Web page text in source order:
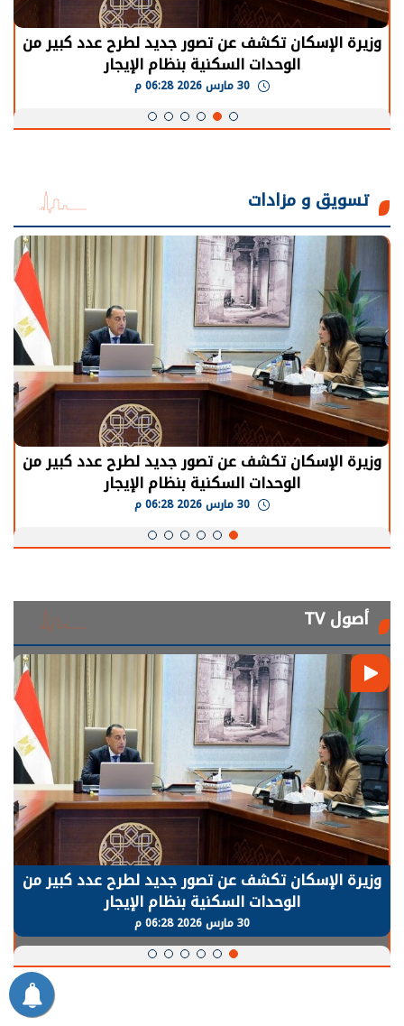
الرئيس السيسي: توقف الأنشطة في قطاع الطاقة
يحتاج إلى سنوات لعودة معدلات الإنتاج الطبيعية
تسويق و مزادات
الرئيس السيسي: توقف الأنشطة في قطاع الطاقة
يحتاج إلى سنوات لعودة معدلات الإنتاج الطبيعية
أصول TV
الرئيس السيسي: توقف الأنشطة في قطاع الطاقة
يحتاج إلى سنوات لعودة معدلات الإنتاج الطبيعية